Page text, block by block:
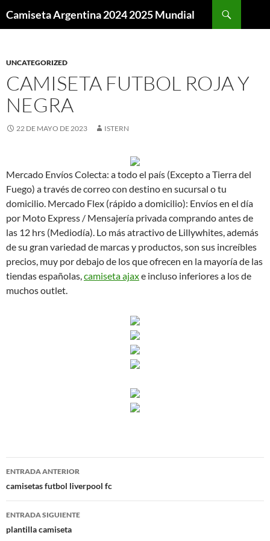
Camiseta Argentina 2024 2025 Mundial
UNCATEGORIZED
CAMISETA FUTBOL ROJA Y
NEGRA
22 DE MAYO DE 2023 ISTERN
Mercado Envíos Colecta: a todo el país (Excepto a Tierra del
Fuego) a través de correo con destino en sucursal o tu
domicilio. Mercado Flex (rápido a domicilio): Envíos en el día
por Moto Express / Mensajería privada comprando antes de
las 12 hrs (Mediodía). Lo más atractivo de Lillywhites, además
de su gran variedad de marcas y productos, son sus increíbles
precios, muy por debajo de los que ofrecen en la mayoría de las
tiendas españolas,camiseta ajaxe incluso inferiores a los de
muchos outlet.
Navegación
de
entradas
ENTRADA ANTERIOR
camisetas futbol liverpool fc
ENTRADA SIGUIENTE
plantilla camiseta